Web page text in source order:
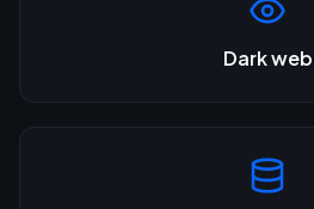
Dark web